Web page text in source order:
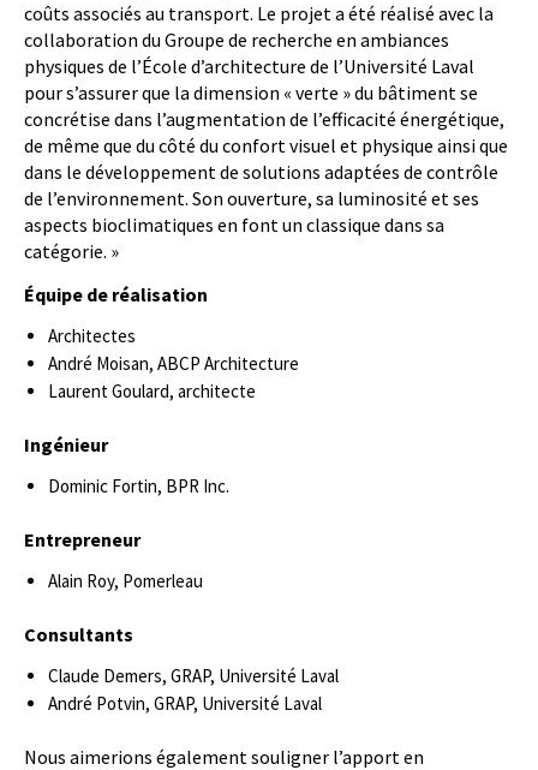
coûts associés au transport. Le projet a été réalisé avec la
collaboration du Groupe de recherche en ambiances
physiques de l’École d’architecture de l’Université Laval
pour s’assurer que la dimension « verte » du bâtiment se
concrétise dans l’augmentation de l’efficacité énergétique,
de même que du côté du confort visuel et physique ainsi que
dans le développement de solutions adaptées de contrôle
de l’environnement. Son ouverture, sa luminosité et ses
aspects bioclimatiques en font un classique dans sa
catégorie. »
Équipe de réalisation
Architectes
André Moisan, ABCP Architecture
Laurent Goulard, architecte
Ingénieur
Dominic Fortin, BPR Inc.
Entrepreneur
Alain Roy, Pomerleau
Consultants
Claude Demers, GRAP, Université Laval
André Potvin, GRAP, Université Laval
Nous aimerions également souligner l’apport en